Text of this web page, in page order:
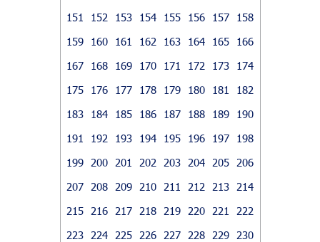
151
152 153 154 155 156 157
158
159
160 161 162 163 164 165
166
167
168 169 170 171 172 173
174
175
176 177 178 179 180 181
182
183
184 185 186 187 188 189
190
191
192 193 194 195 196 197
198
199
200 201 202 203 204 205
206
207
208 209 210 211 212 213
214
215
216 217 218 219 220 221
222
223
224 225 226 227 228 229
230